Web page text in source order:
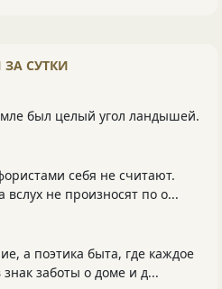
СУТКИ
был целый угол ландышей.
себя не считают.
вслух не произносят по о...
а поэтика быта, где каждое
заботы о доме и д...